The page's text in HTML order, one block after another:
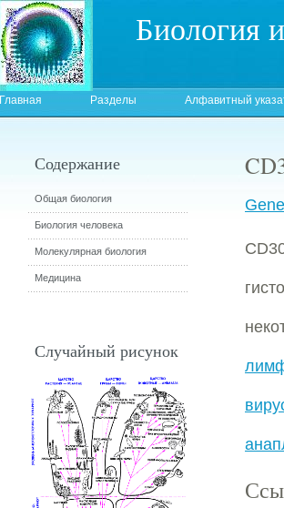
Биология
Главная Разделы Алфавитный
Содержание
Общая биология
Биология человека
Молекулярная биология
Медицина
Случайный рисунок